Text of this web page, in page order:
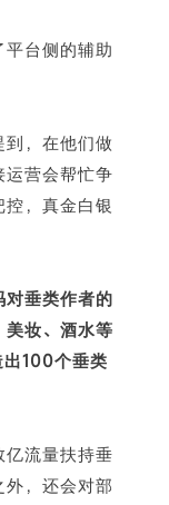
台侧的辅助
，在他们做
营会帮忙争
，真金白银
对垂类作者的
妆、酒水等
出100个垂类
流量扶持垂
，还会对部